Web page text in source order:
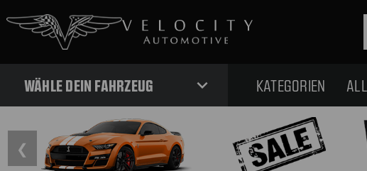
WÄHLE DEIN FAHRZEUG expand_more KATEGORIEN
❮